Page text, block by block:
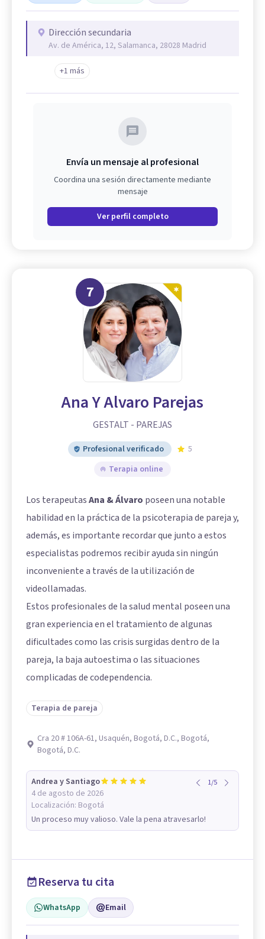
Dirección secundaria
Av. de América, 12, Salamanca, 28028 Madrid
+1 más
Envía un mensaje al profesional
Coordina una sesión directamente mediante
mensaje
Ver perfil completo
7
Ana Y Alvaro Parejas
GESTALT - PAREJAS
Profesional verificado
5
Terapia online
Los terapeutasAna & Álvaro poseen una notable
habilidad en la práctica de la psicoterapia de pareja y,
además, es importante recordar que junto a estos
especialistas podremos recibir ayuda sin ningún
inconveniente a través de la utilización de
videollamadas.
Estos profesionales de la salud mental poseen una
gran experiencia en el tratamiento de algunas
dificultades como las crisis surgidas dentro de la
pareja, la baja autoestima o las situaciones
complicadas de codependencia.
Terapia de pareja
Cra 20 # 106A-61, Usaquén, Bogotá, D.C., Bogotá,
Bogotá, D.C.
Andrea y Santiago
4 de agosto de 2026
Localización: Bogotá
1/5
Un proceso muy valioso. Vale la pena atravesarlo!
Reserva tu cita
WhatsApp Email